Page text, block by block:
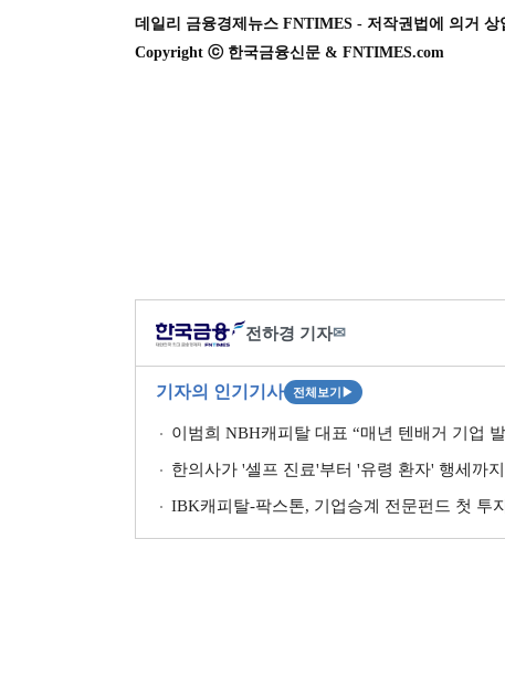
데일리 금융경제뉴스 FNTIMES - 저작권법에 의거
Copyright ⓒ 한국금융신문 & FNTIMES.com
전하경 기자✉
기자의 인기기사 전체보기 ▶
이범희 NBH캐피탈 대표 “매년 텐배거 기업
한의사가 '셀프 진료'부터 '유령 환자' 행세까
IBK캐피탈-팍스톤, 기업승계 전문펀드 첫 투